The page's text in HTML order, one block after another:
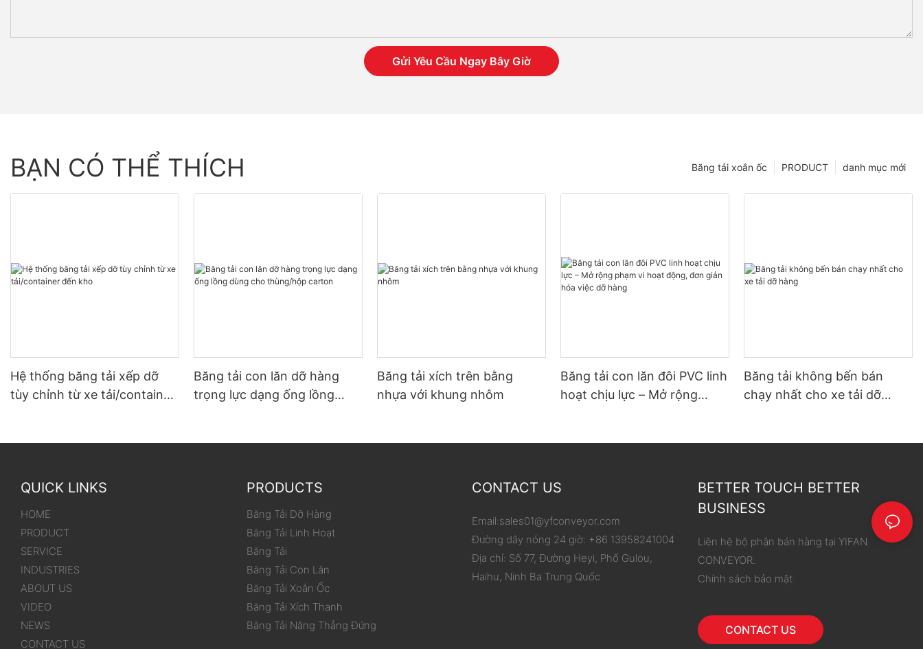
Gửi Yêu Cầu Ngay Bây Giờ
BẠN CÓ THỂ THÍCH danh mục mới
PRODUCT
Băng tải xoắn ốc
Hệ thống băng tải xếp dỡ
tùy chỉnh từ xe tải/container
Băng tải con lăn dỡ hàng
trọng lực dạng ống lồng
Băng tải xích trên bằng
nhựa với khung nhôm
Băng tải con lăn đôi PVC linh
hoạt chịu lực – Mở rộng
Băng tải không bến bán
chạy nhất cho xe tải dỡ
QUICK LINKS
HOME
PRODUCT
SERVICE
INDUSTRIES
ABOUT US
VIDEO
NEWS
CONTACT US
PRODUCTS
Băng Tải Dỡ Hàng
Băng Tải Linh Hoạt
Băng Tải
Băng Tải Con Lăn
Băng Tải Xoắn Ốc
Băng Tải Xích Thanh
Băng Tải Nâng Thẳng Đứng
CONTACT US
Email:sales01@yfconveyor.com
Đường dây nóng 24 giờ: +86 13958241004
Địa chỉ: Số 77, Đường Heyi, Phố Gulou,
Haihu, Ninh Ba Trung Quốc
BETTER TOUCH BETTER
BUSINESS
Liên hệ bộ phận bán hàng tại YIFAN
CONVEYOR.
Chính sách bảo mật
CONTACT US